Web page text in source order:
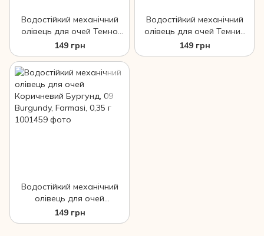
Водостійкий механічний
олівець для очей Темно
сірий блискучий, 10 Glitz
Grey, Farmasi, 0,35 г
149 грн
Водостійкий механічний
олівець для очей Темний
Сливовий, 06 Purple,
Farmasi, 0,35 г
149 грн
Водостійкий механічний
олівець для очей
Коричневий Бургунд, 09
Burgundy, Farmasi, 0,35 г
149 грн